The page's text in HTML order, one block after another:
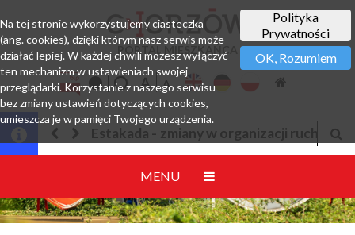
PORTAL MIESZKAŃCA
w organizacji ruchuJesteśmy w EZD
MENU
Polityka
Prywatności
OK, Rozumiem
Na tej stronie wykorzystujemy ciasteczka
(ang. cookies), dzięki którym nasz serwis może
działać lepiej. W każdej chwili możesz wyłączyć
ten mechanizm w ustawieniach swojej
przeglądarki. Korzystanie z naszego serwisu
bez zmiany ustawień dotyczących cookies,
umieszcza je w pamięci Twojego urządzenia.